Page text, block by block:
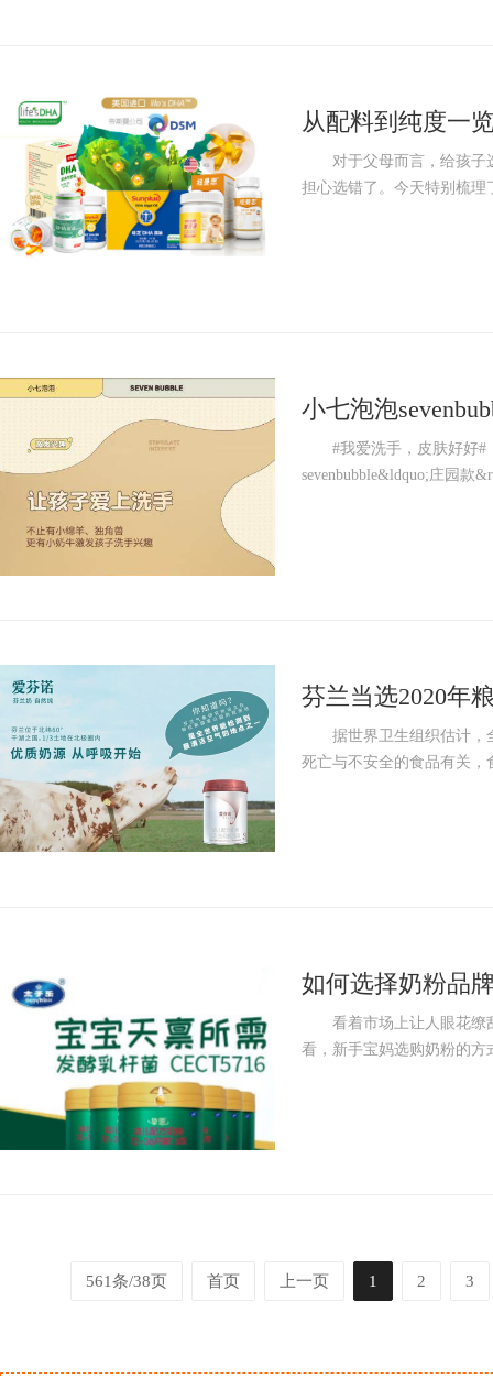
从配料到纯度一
对于父母而言，给孩子
担心选错了。今天特别梳理
小七泡泡
机全新升级上市
#我爱洗手，皮肤好好#
sevenbubble&ldquo;庄园款
芬兰当选2020年
又添实锤！
据世界卫生组织估计，全
死亡与不安全的食品有关
如何选择奶粉品
看着市场上让人眼花缭乱
看，新手宝妈选购奶粉的
561条/38页 首页 上一页 1 2 3